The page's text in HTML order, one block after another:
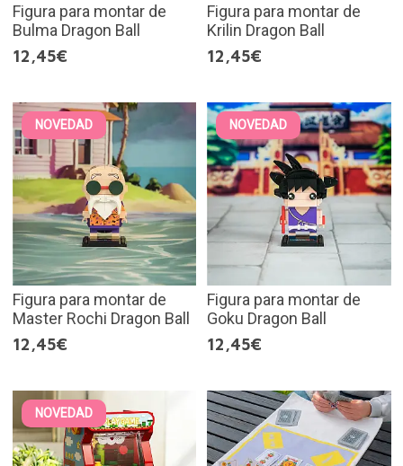
Figura para montar de
Bulma Dragon Ball
12,45€
Figura para montar de
Krilin Dragon Ball
12,45€
NOVEDAD
Figura para montar de
Master Rochi Dragon Ball
12,45€
NOVEDAD
Figura para montar de
Goku Dragon Ball
12,45€
NOVEDAD